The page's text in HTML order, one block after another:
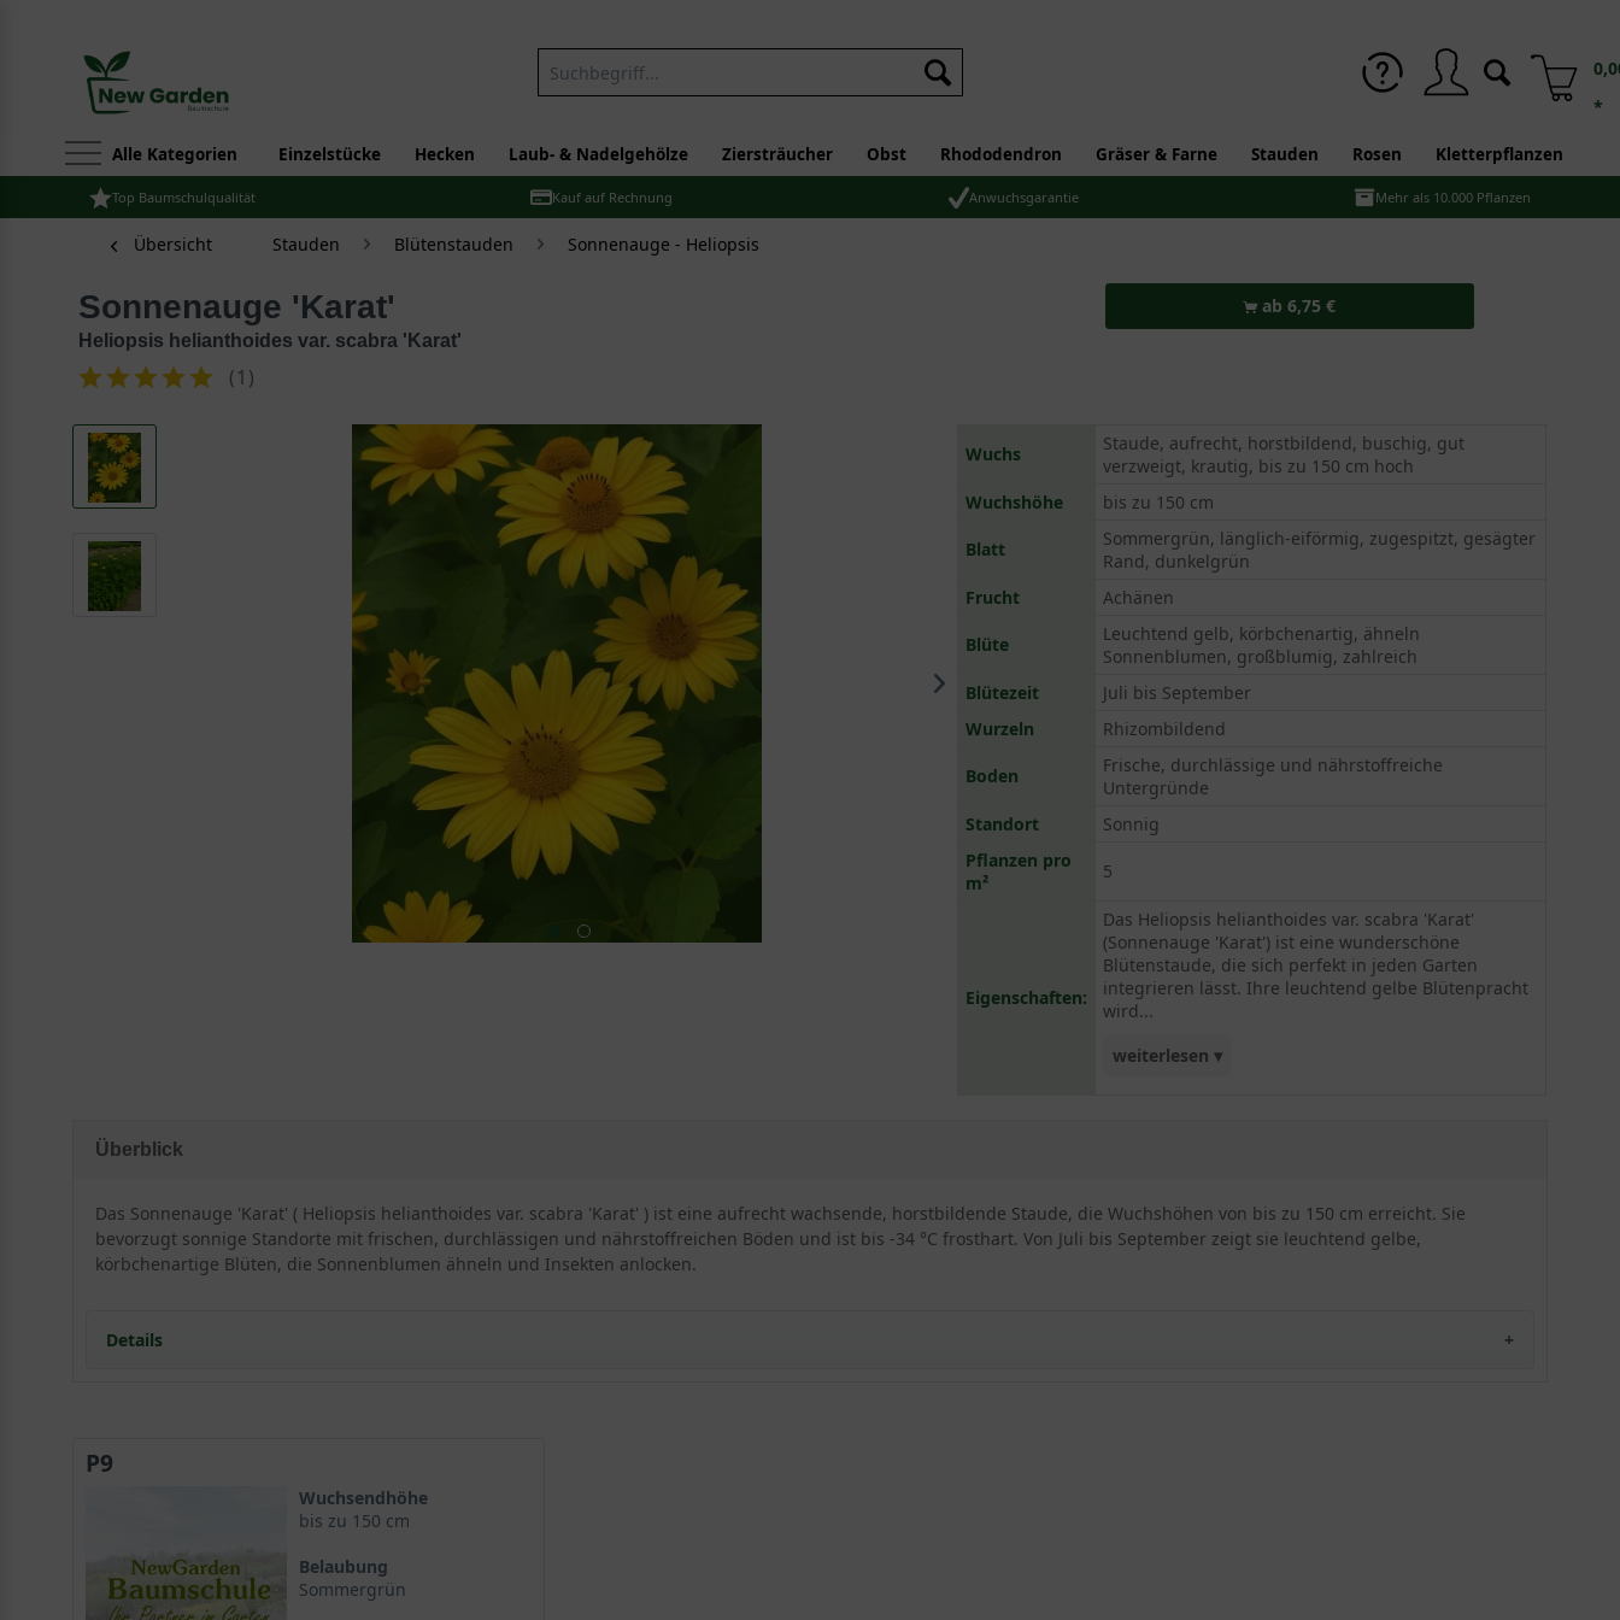
*
Alle Kategorien Einzelstücke Hecken Laub- & Nadelgehölze Ziersträucher Obst Rhododendron Gräser & Farne Stauden Rosen Kletterpflanzen
Top Baumschulqualität Kauf auf Rechnung Anwuchsgarantie Mehr als 10.000 Pflanzen
Übersicht Stauden Blütenstauden Sonnenauge - Heliopsis
Sonnenauge 'Karat'
Heliopsis helianthoides var. scabra 'Karat'
(1 )
ab 6,75 €
Wuchs
Staude, aufrecht, horstbildend, buschig, gut
verzweigt, krautig, bis zu 150 cm hoch
Wuchshöhe
bis zu 150 cm
Blatt
Sommergrün, länglich-eiförmig, zugespitzt, gesägter
Rand, dunkelgrün
Frucht
Achänen
Blüte
Leuchtend gelb, körbchenartig, ähneln
Sonnenblumen, großblumig, zahlreich
Blütezeit
Juli bis September
Wurzeln
Rhizombildend
Boden
Frische, durchlässige und nährstoffreiche
Untergründe
Standort
Sonnig
Pflanzen pro
m²
5
Eigenschaften:
Das Heliopsis helianthoides var. scabra 'Karat'
(Sonnenauge 'Karat') ist eine wunderschöne
Blütenstaude, die sich perfekt in jeden Garten
integrieren lässt. Ihre leuchtend gelbe Blütenpracht
wird...
weiterlesen ▾
Temperatur von bis zu -34 Grad Celsius als
zuverlässig frosthart. Pro Quadratmeter finden bis
zu 5 Pflanzen Platz. Ob als Solitärstaude oder als
Überblick
Das Sonnenauge 'Karat' ( Heliopsis helianthoides var. scabra 'Karat' ) ist eine aufrecht wachsende, horstbildende Staude, die Wuchshöhen von bis zu 150 cm erreicht. Sie
bevorzugt sonnige Standorte mit frischen, durchlässigen und nährstoffreichen Böden und ist bis -34 °C frosthart. Von Juli bis September zeigt sie leuchtend gelbe,
körbchenartige Blüten, die Sonnenblumen ähneln und Insekten anlocken.
Details
Wuchshöhe und Habitus
Der ideale Standort für gesundes Wachstum
Pflanzabstände und Bodenvorbereitung
Blütenpracht und Laubwerk des Sonnenauges 'Karat'
P9
Wuchsendhöhe
bis zu 150 cm
Belaubung
Sommergrün